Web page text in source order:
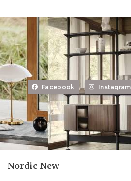
Facebook Instagram
Nordic New